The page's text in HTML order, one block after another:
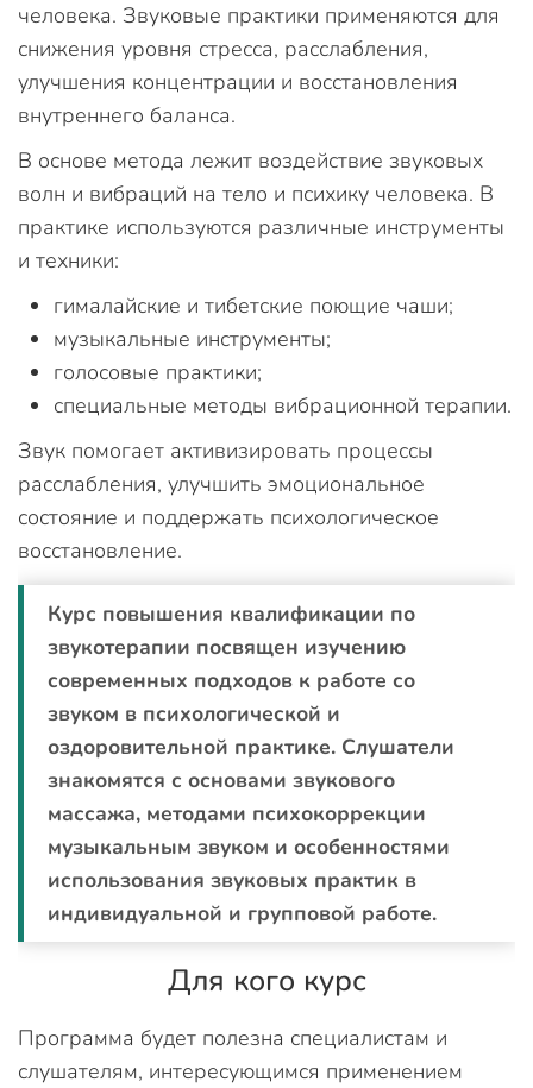
человека. Звуковые практики применяются для
снижения уровня стресса, расслабления,
улучшения концентрации и восстановления
внутреннего баланса.
В основе метода лежит воздействие звуковых
волн и вибраций на тело и психику человека. В
практике используются различные инструменты
и техники:
гималайские и тибетские поющие чаши;
музыкальные инструменты;
голосовые практики;
специальные методы вибрационной терапии.
Звук помогает активизировать процессы
расслабления, улучшить эмоциональное
состояние и поддержать психологическое
восстановление.
Курс повышения квалификации по
звукотерапии посвящен изучению
современных подходов к работе со
звуком в психологической и
оздоровительной практике. Слушатели
знакомятся с основами звукового
массажа, методами психокоррекции
музыкальным звуком и особенностями
использования звуковых практик в
индивидуальной и групповой работе.
Для кого курс
Программа будет полезна специалистам и
слушателям, интересующимся применением